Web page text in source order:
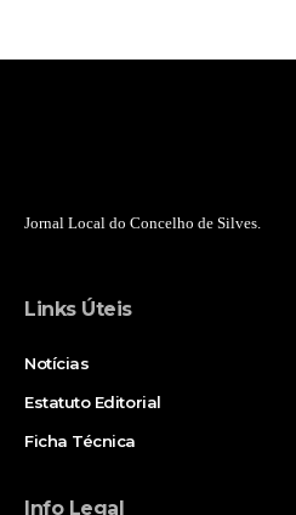
Jornal Local do Concelho de Silves.
Links Úteis
Notícias
Estatuto Editorial
Ficha Técnica
Info Legal